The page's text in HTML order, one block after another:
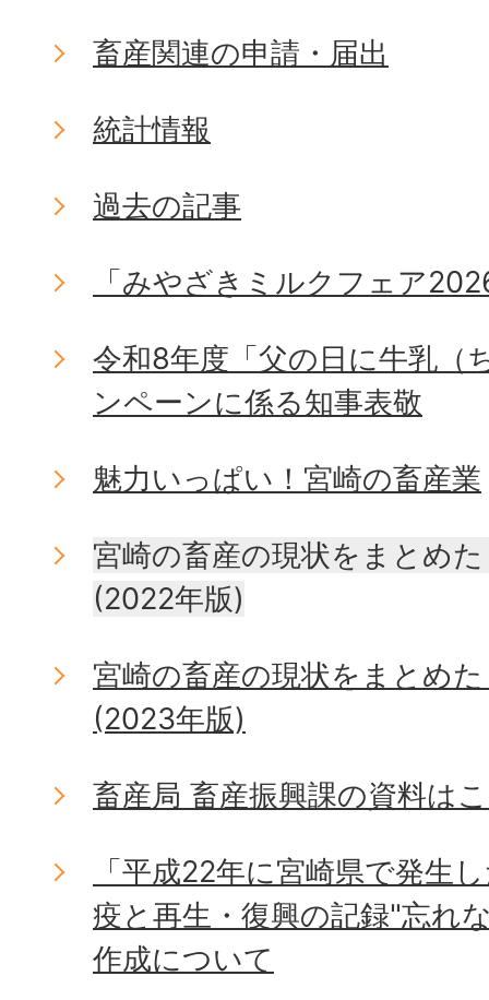
畜産関連の申請・届出
統計情報
過去の記事
「みやざきミルクフェア
令和8年度「父の日に牛乳（
ンペーンに係る知事表敬
魅力いっぱい！宮崎の畜産業
宮崎の畜産の現状をまとめ
(2022年版)
宮崎の畜産の現状をまとめ
(2023年版)
畜産局 畜産振興課の資料は
「平成22年に宮崎県で発生
疫と再生・復興の記録"忘れ
作成について